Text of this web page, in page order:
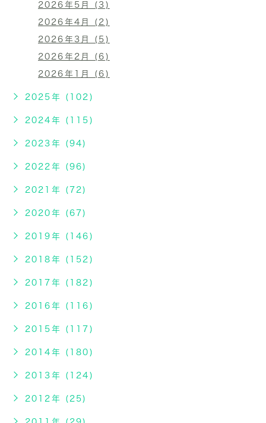
2026年5月 (3)
2026年4月 (2)
2026年3月 (5)
2026年2月 (6)
2026年1月 (6)
2025年 (102)
2024年 (115)
2023年 (94)
2022年 (96)
2021年 (72)
2020年 (67)
2019年 (146)
2018年 (152)
2017年 (182)
2016年 (116)
2015年 (117)
2014年 (180)
2013年 (124)
2012年 (25)